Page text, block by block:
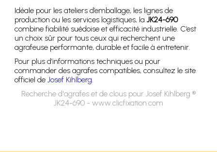
Idéale pour les ateliers d’emballage, les lignes de
production ou les services logistiques, la JK24-690
combine fiabilité suédoise et efficacité industrielle. C’est
un choix sûr pour tous ceux qui recherchent une
agrafeuse performante, durable et facile à entretenir.
Pour plus d’informations techniques ou pour
commander des agrafes compatibles, consultez le site
officiel de Josef Kihlberg.
Recherche d'agrafes et de clous pour Josef Kihlberg ®
JK24-690 - www.clicfixation.com